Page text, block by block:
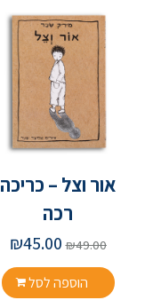
אור וצל – כריכה
רכה
₪49.00
₪45.00
הוספה לסל